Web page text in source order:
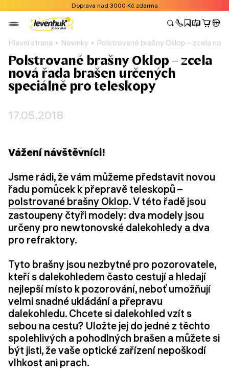
Doprava nad 3000 Kč zdarma
Hlavní strana Novinky Polstrované brašny Oklop – zcela
Polstrované brašny Oklop – zcela
nová řada brašen určených
speciálně pro teleskopy
17.05.2018
Vážení návštěvníci!
Jsme rádi, že vám můžeme představit novou
řadu pomůcek k přepravě teleskopů –
polstrované brašny Oklop. V této řadě jsou
zastoupeny čtyři modely: dva modely jsou
určeny pro newtonovské dalekohledy a dva
pro refraktory.
Tyto brašny jsou nezbytné pro pozorovatele,
kteří s dalekohledem často cestují a hledají
nejlepší místo k pozorování, neboť umožňují
velmi snadné ukládání a přepravu
dalekohledu. Chcete si dalekohled vzít s
sebou na cestu? Uložte jej do jedné z těchto
spolehlivých a pohodlných brašen a můžete si
být jisti, že vaše optické zařízení nepoškodí
vlhkost ani prach.